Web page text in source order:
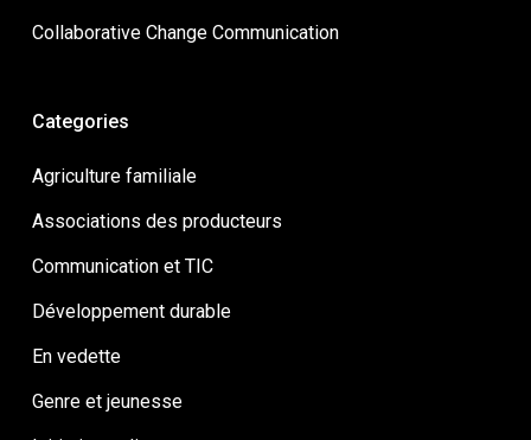
Collaborative Change Communication
Categories
Agriculture familiale
Associations des producteurs
Communication et TIC
Développement durable
En vedette
Genre et jeunesse